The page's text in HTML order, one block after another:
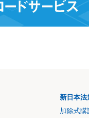
新日本法
加除式購